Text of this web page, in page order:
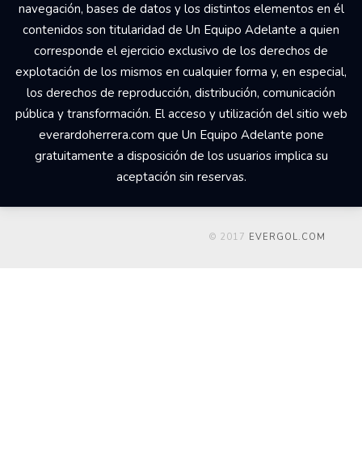
navegación, bases de datos y los distintos elementos en él
contenidos son titularidad de Un Equipo Adelante a quien
corresponde el ejercicio exclusivo de los derechos de
explotación de los mismos en cualquier forma y, en especial,
los derechos de reproducción, distribución, comunicación
pública y transformación. El acceso y utilización del sitio web
everardoherrera.com que Un Equipo Adelante pone
gratuitamente a disposición de los usuarios implica su
aceptación sin reservas.
© 2017 EVERGOL.COM